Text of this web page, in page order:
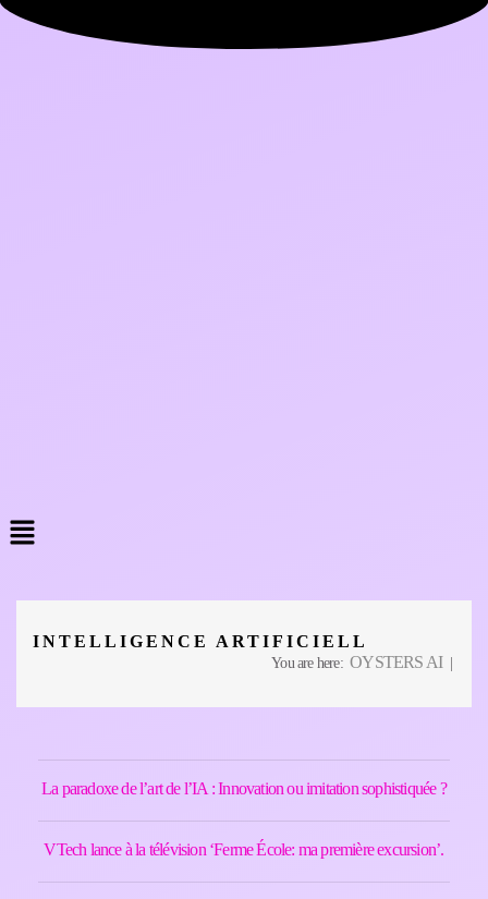
INTELLIGENCE ARTIFICIELL
You are here:OYSTERS AI|
La paradoxe de l’art de l’IA : Innovation ou imitation sophistiquée ?
VTech lance à la télévision ‘Ferme École: ma première excursion’.